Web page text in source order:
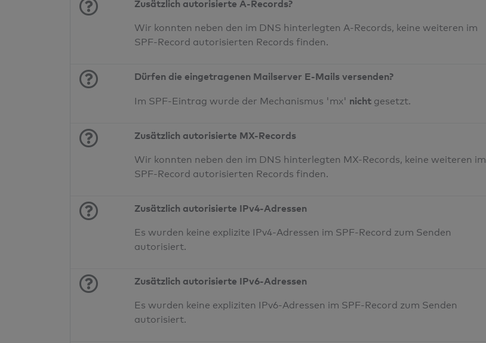
Zusätzlich autorisierte A-Records?
Wir konnten neben den im DNS hinterlegten A-Records, keine weiteren im
SPF-Record autorisierten Records finden.
Dürfen die eingetragenen Mailserver E-Mails versenden?
Im SPF-Eintrag wurde der Mechanismus 'mx' nicht gesetzt.
Zusätzlich autorisierte MX-Records
Wir konnten neben den im DNS hinterlegten MX-Records, keine weiteren im
SPF-Record autorisierten Records finden.
Zusätzlich autorisierte IPv4-Adressen
Es wurden keine explizite IPv4-Adressen im SPF-Record zum Senden
autorisiert.
Zusätzlich autorisierte IPv6-Adressen
Es wurden keine expliziten IPv6-Adressen im SPF-Record zum Senden
autorisiert.